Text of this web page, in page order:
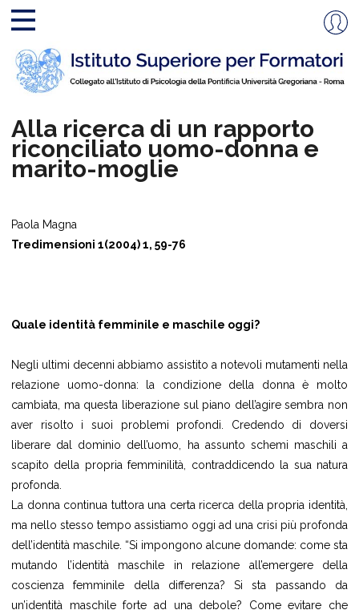
Alla ricerca di un rapporto
riconciliato uomo-donna e
marito-moglie
Paola Magna
Tredimensioni 1(2004) 1, 59-76
Quale identità femminile e maschile oggi?
Negli ultimi decenni abbiamo assistito a notevoli mutamenti nella
relazione uomo-donna: la condizione della donna è molto
cambiata, ma questa liberazione sul piano dell’agire sembra non
aver risolto i suoi problemi profondi. Credendo di doversi
liberare dal dominio dell’uomo, ha assunto schemi maschili a
scapito della propria femminilità, contraddicendo la sua natura
profonda.
La donna continua tuttora una certa ricerca della propria identità,
ma nello stesso tempo assistiamo oggi ad una crisi più profonda
dell’identità maschile. “Si impongono alcune domande: come sta
mutando l’identità maschile in relazione all’emergere della
coscienza femminile della differenza? Si sta passando da
un’identità maschile forte ad una debole? Come evitare che